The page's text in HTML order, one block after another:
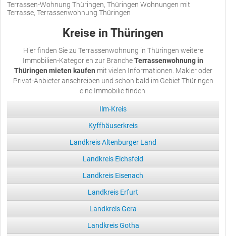
Terrassen-Wohnung Thüringen, Thüringen Wohnungen mit
Terrasse, Terrassenwohnung Thüringen
Kreise in Thüringen
Hier finden Sie zu Terrassenwohnung in Thüringen weitere
Immobilien-Kategorien zur BrancheTerrassenwohnung in
Thüringen mieten kaufen mit vielen Informationen. Makler oder
Privat-Anbieter anschreiben und schon bald im Gebiet Thüringen
eine Immobilie finden.
Ilm-Kreis
Kyffhäuserkreis
Landkreis Altenburger Land
Landkreis Eichsfeld
Landkreis Eisenach
Landkreis Erfurt
Landkreis Gera
Landkreis Gotha